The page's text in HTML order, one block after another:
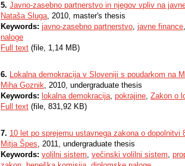
5. Javno-zasebno partnerstvo in njegov vpliv na
Nataša Sluga, 2010, master's thesis
Keywords: javno-zasebno partnerstvo, javne finance,
naloge
Full text (file, 1,14 MB)
6. Lokalna demokracija v Sloveniji s poudarkom na
Miha Goznik, 2010, undergraduate thesis
Keywords: lokalna demokracija, pokrajine, Zakon o
Full text (file, 831,92 KB)
7. 10 let po sprejemu ustavnega zakona o dopolnitvi
Mitja Špes, 2011, undergraduate thesis
Keywords: volilni sistem, večinski volilni sistem,